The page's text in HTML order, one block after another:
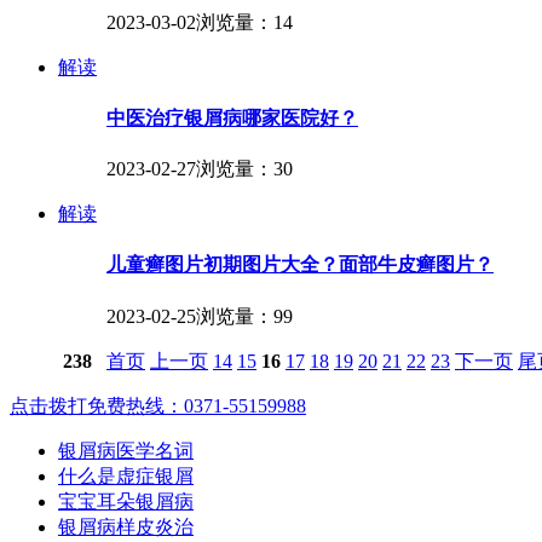
2023-03-02浏览量：14
解读
中医治疗银屑病哪家医院好？
2023-02-27浏览量：30
解读
儿童癣图片初期图片大全？面部牛皮癣图片？
2023-02-25浏览量：99
238 首页 上一页 14 15 16 17 18 19 20 21 22 23 下一页 尾
点击拨打免费热线：0371-55159988
银屑病医学名词
什么是虚症银屑
宝宝耳朵银屑病
银屑病样皮炎治